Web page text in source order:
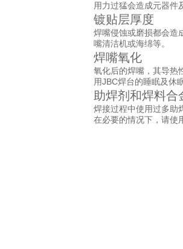
用力过猛会造成元器件
镀贴层厚度
焊嘴侵蚀或磨损都会造
嘴清洁机或海绵等。
焊嘴氧化
氧化后的焊嘴，其导热
用JBC焊台的睡眠及休
助焊剂和焊料合
焊接过程中使用过多助
在必要的情况下，请使